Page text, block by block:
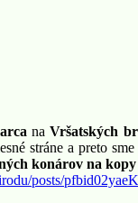
naVršatských
stráne a preto
konárov na kopy
posts/